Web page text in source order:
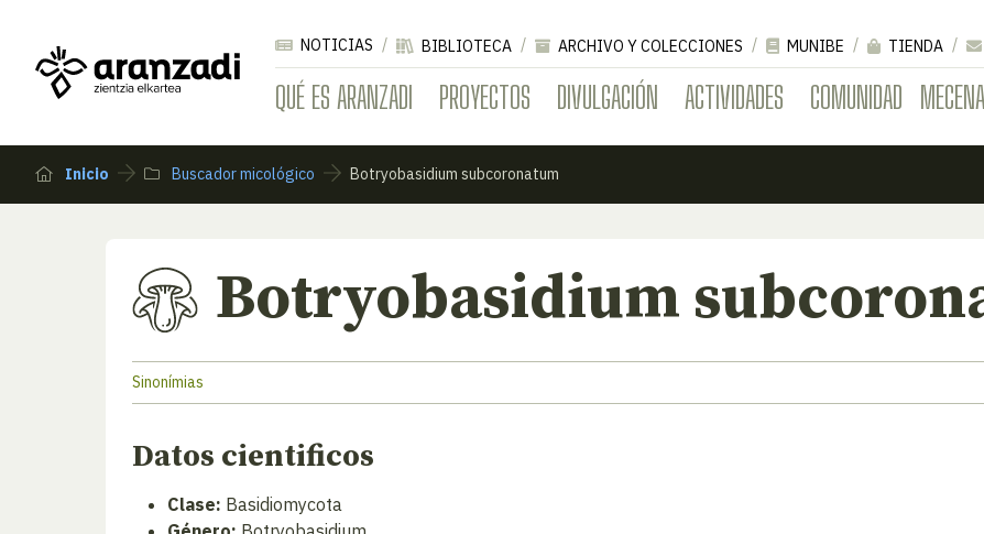
QUÉ ES ARANZADI PROYECTOS DIVULGACIÓN ACTIVIDADES COMUNIDAD
NOTICIAS BIBLIOTECA ARCHIVO Y COLECCIONES MUNIBE TIENDA
Inicio Buscador micológico Botryobasidium subcoronatum
Botryobasidium
Sinonímias
Datos cientificos
Clase: Basidiomycota